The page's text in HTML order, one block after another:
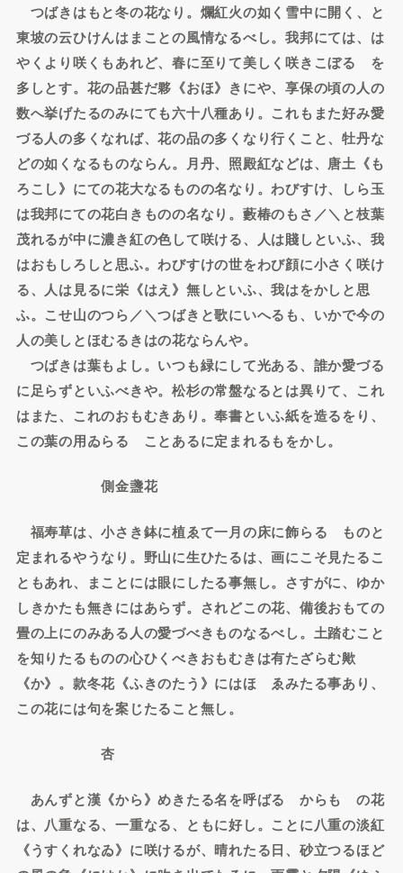
つばきはもと冬の花なり。爛紅火の如く雪中に開く、と
東坡の云ひけんはまことの風情なるべし。我邦にては、は
やくより咲くもあれど、春に至りて美しく咲きこぼるゝを
多しとす。花の品甚だ夥《おほ》きにや、享保の頃の人の
数へ挙げたるのみにても六十八種あり。これもまた好み愛
づる人の多くなれば、花の品の多くなり行くこと、牡丹な
どの如くなるものならん。月丹、照殿紅などは、唐土《も
ろこし》にての花大なるものの名なり。わびすけ、しら玉
は我邦にての花白きものの名なり。藪椿のもさ／＼と枝葉
茂れるが中に濃き紅の色して咲ける、人は賤しといふ、我
はおもしろしと思ふ。わびすけの世をわび顔に小さく咲け
る、人は見るに栄《はえ》無しといふ、我はをかしと思
ふ。こせ山のつら／＼つばきと歌にいへるも、いかで今の
人の美しとほむるきはの花ならんや。
つばきは葉もよし。いつも緑にして光ある、誰か愛づる
に足らずといふべきや。松杉の常盤なるとは異りて、これ
はまた、これのおもむきあり。奉書といふ紙を造るをり、
この葉の用ゐらるゝことあるに定まれるもをかし。
側金盞花
福寿草は、小さき鉢に植ゑて一月の床に飾らるゝものと
定まれるやうなり。野山に生ひたるは、画にこそ見たるこ
ともあれ、まことには眼にしたる事無し。さすがに、ゆか
しきかたも無きにはあらず。されどこの花、備後おもての
畳の上にのみある人の愛づべきものなるべし。土踏むこと
を知りたるものの心ひくべきおもむきは有たざらむ歟
《か》。款冬花《ふきのたう》にはほゝゑみたる事あり、
この花には句を案じたること無し。
杏
あんずと漢《から》めきたる名を呼ばるゝからもゝの花
は、八重なる、一重なる、ともに好し。ことに八重の淡紅
《うすくれなゐ》に咲けるが、晴れたる日、砂立つるほど